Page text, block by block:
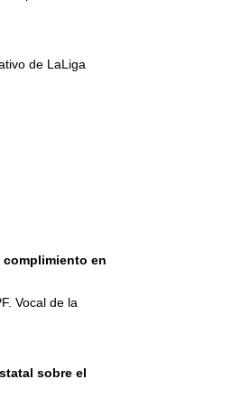
de LaLiga
en
Vocal de la
sobre el